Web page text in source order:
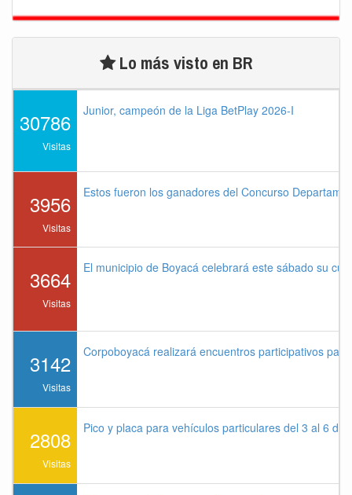
Lo más visto en BR
30786
Visitas
Junior, campeón de la Liga BetPlay 2026-I
3956
Visitas
Estos fueron los ganadores del Concurso
3664
Visitas
El municipio de Boyacá celebrará este sábado su
3142
Visitas
Corpoboyacá realizará encuentros participativos
2808
Visitas
Pico y placa para vehículos particulares del 3 al 6 de